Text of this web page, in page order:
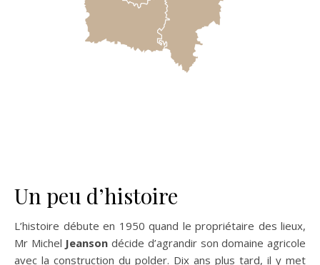
Un peu d’histoire
L’histoire débute en 1950 quand le propriétaire des lieux,
Mr Michel Jeanson décide d’agrandir son domaine agricole
avec la construction du polder. Dix ans plus tard, il y met